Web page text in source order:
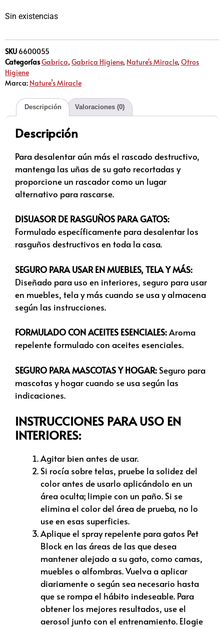
Sin existencias
SKU 6600055
CategoríasGabrica, Gabrica Higiene, Nature's Miracle, Otros
Higiene
Marca: Nature’s Miracle
Descripción Valoraciones (0)
Descripción
Para desalentar aún más el rascado destructivo,
mantenga las uñas de su gato recortadas y
proporcione un rascador como un lugar
alternativo para rascarse.
DISUASOR DE RASGUÑOS PARA GATOS:
Formulado específicamente para desalentar los
rasguños destructivos en toda la casa.
SEGURO PARA USAR EN MUEBLES, TELA Y MÁS:
Diseñado para uso en interiores, seguro para usar
en muebles, tela y más cuando se usa y almacena
según las instrucciones.
FORMULADO CON ACEITES ESENCIALES:Aroma
repelente formulado con aceites esenciales.
SEGURO PARA MASCOTAS Y HOGAR: Seguro para
mascotas y hogar cuando se usa según las
indicaciones.
INSTRUCCIONES PARA USO EN
INTERIORES:
Agitar bien antes de usar.
Si rocía sobre telas, pruebe la solidez del
color antes de usarlo aplicándolo en un
área oculta; limpie con un paño. Si se
elimina el color del área de prueba, no lo
use en esas superficies.
Aplique el spray repelente para gatos Pet
Block en las áreas de las que desea
mantener alejado a su gato, como camas,
muebles o alfombras. Vuelva a aplicar
diariamente o según sea necesario hasta
que se rompa el hábito indeseable. Para
obtener los mejores resultados, use el
aerosol junto con el entrenamiento. Elogie